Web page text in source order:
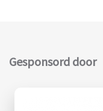
Gesponsord door